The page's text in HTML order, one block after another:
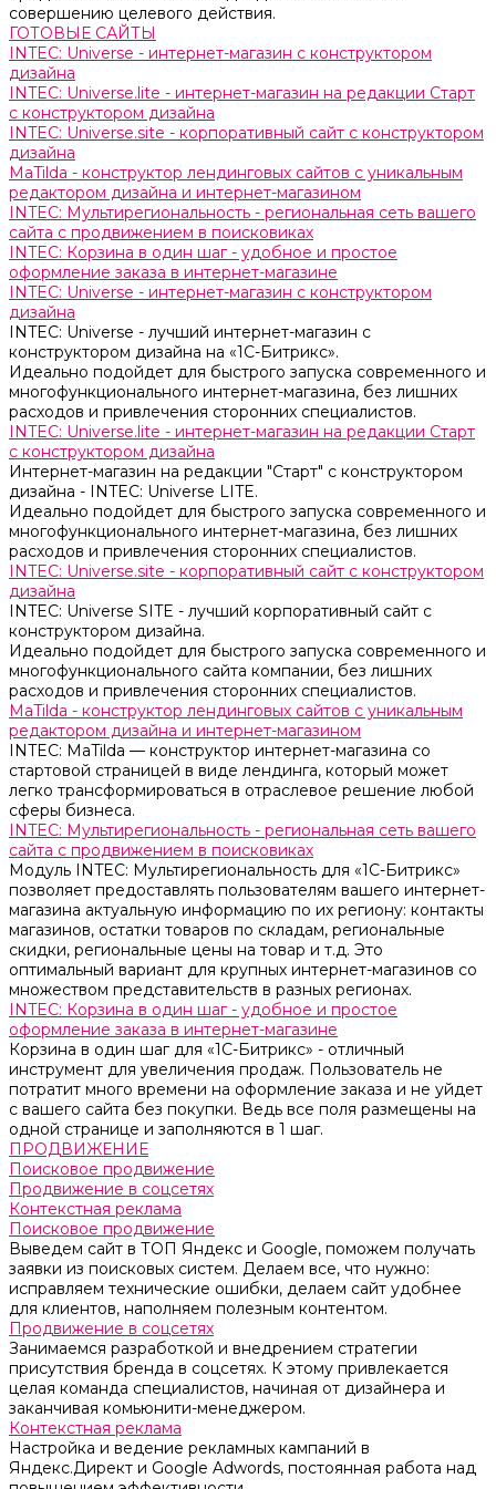
совершению целевого действия.
ГОТОВЫЕ САЙТЫ
INTEC: Universe - интернет-магазин с конструктором
дизайна
INTEC: Universe.lite - интернет-магазин на редакции Старт
с конструктором дизайна
INTEC: Universe.site - корпоративный сайт с конструктором
дизайна
MaTilda - конструктор лендинговых сайтов с уникальным
редактором дизайна и интернет-магазином
INTEC: Мультирегиональность - региональная сеть вашего
сайта с продвижением в поисковиках
INTEC: Корзина в один шаг - удобное и простое
оформление заказа в интернет-магазине
INTEC: Universe - интернет-магазин с конструктором
дизайна
INTEC: Universe - лучший интернет-магазин с
конструктором дизайна на «1C-Битрикс».
Идеально подойдет для быстрого запуска современного и
многофункционального интернет-магазина, без лишних
расходов и привлечения сторонних специалистов.
INTEC: Universe.lite - интернет-магазин на редакции Старт
с конструктором дизайна
Интернет-магазин на редакции "Старт" с конструктором
дизайна - INTEC: Universe LITE.
Идеально подойдет для быстрого запуска современного и
многофункционального интернет-магазина, без лишних
расходов и привлечения сторонних специалистов.
INTEC: Universe.site - корпоративный сайт с конструктором
дизайна
INTEC: Universe SITE - лучший корпоративный сайт с
конструктором дизайна.
Идеально подойдет для быстрого запуска современного и
многофункционального сайта компании, без лишних
расходов и привлечения сторонних специалистов.
MaTilda - конструктор лендинговых сайтов с уникальным
редактором дизайна и интернет-магазином
INTEC: MaTilda — конструктор интернет-магазина со
стартовой страницей в виде лендинга, который может
легко трансформироваться в отраслевое решение любой
сферы бизнеса.
INTEC: Мультирегиональность - региональная сеть вашего
сайта с продвижением в поисковиках
Модуль INTEC: Мультирегиональность для «1С-Битрикс»
позволяет предоставлять пользователям вашего интернет-
магазина актуальную информацию по их региону: контакты
магазинов, остатки товаров по складам, региональные
скидки, региональные цены на товар и т.д. Это
оптимальный вариант для крупных интернет-магазинов со
множеством представительств в разных регионах.
INTEC: Корзина в один шаг - удобное и простое
оформление заказа в интернет-магазине
Корзина в один шаг для «1С-Битрикс» - отличный
инструмент для увеличения продаж. Пользователь не
потратит много времени на оформление заказа и не уйдет
с вашего сайта без покупки. Ведь все поля размещены на
одной странице и заполняются в 1 шаг.
ПРОДВИЖЕНИЕ
Поисковое продвижение
Продвижение в соцсетях
Контекстная реклама
Поисковое продвижение
Выведем сайт в ТОП Яндекс и Google, поможем получать
заявки из поисковых систем. Делаем все, что нужно:
исправляем технические ошибки, делаем сайт удобнее
для клиентов, наполняем полезным контентом.
Продвижение в соцсетях
Занимаемся разработкой и внедрением стратегии
присутствия бренда в соцсетях. К этому привлекается
целая команда специалистов, начиная от дизайнера и
заканчивая комьюнити-менеджером.
Контекстная реклама
Настройка и ведение рекламных кампаний в
Яндекс.Директ и Google Adwords, постоянная работа над